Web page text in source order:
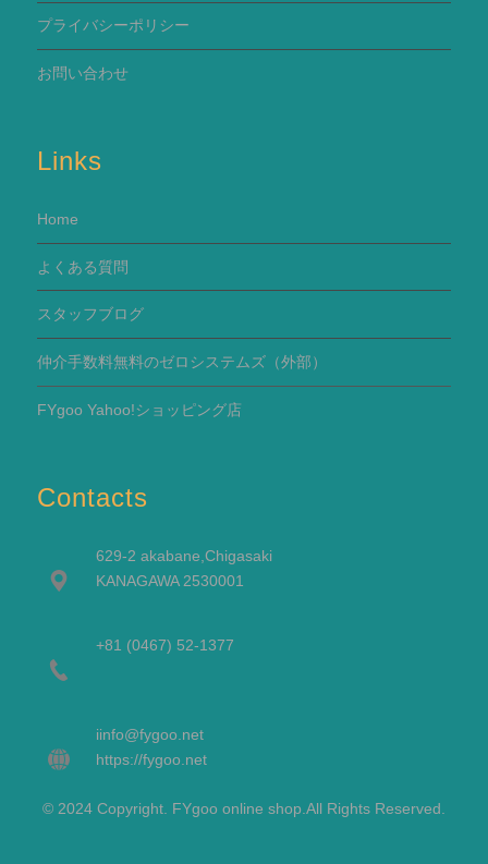
プライバシーポリシー
お問い合わせ
Links
Home
よくある質問
スタッフブログ
仲介手数料無料のゼロシステムズ（外部）
FYgoo Yahoo!ショッピング店
Contacts
629-2 akabane,Chigasaki
KANAGAWA 2530001
+81 (0467) 52-1377
iinfo@fygoo.net
https://fygoo.net
© 2024 Copyright. FYgoo online shop.All Rights Reserved.